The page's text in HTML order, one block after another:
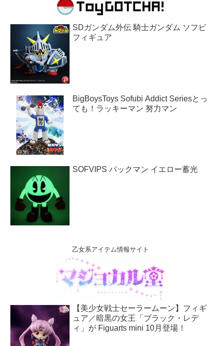
SDガンダム外伝 騎士ガンダム ソフビ
フィギュア
BigBoysToys Sofubi Addict Seriesとっ
ても！ラッキーマン 努力マン
SOFVIPS パックマン イエロー蓄光
乙女系アイテム情報サイト
【美少女戦士セーラームーン】フィギ
ュア／暗黒の女王「ブラック・レデ
ィ」が Figuarts mini 10月登場！